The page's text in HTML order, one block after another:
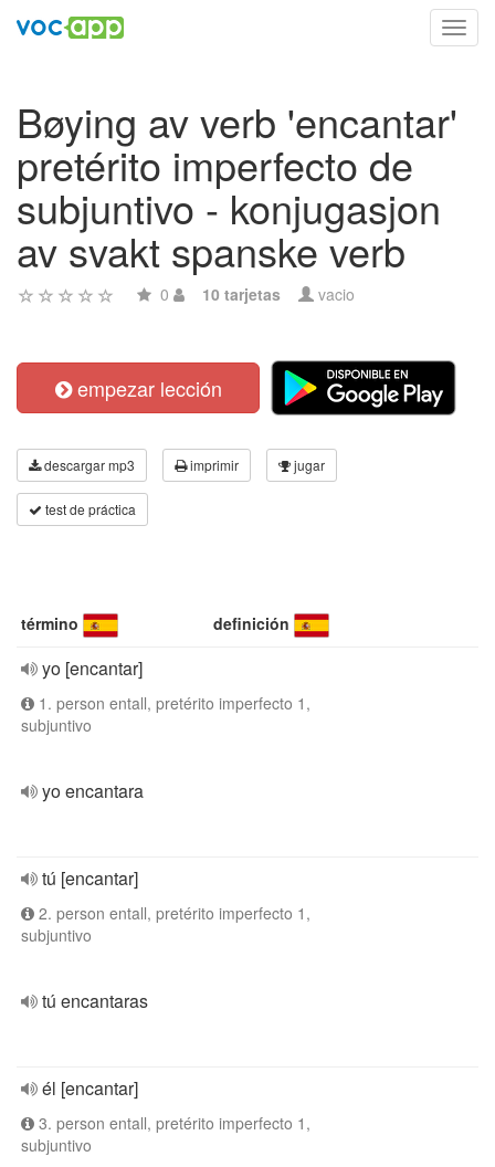
Bøying av verb 'encantar'
pretérito imperfecto de
subjuntivo - konjugasjon
av svakt spanske verb
0 10 tarjetas vacio
empezar lección
descargar mp3 imprimir jugar
test de práctica
término definición
yo [encantar]
1. person entall, pretérito imperfecto 1,
subjuntivo
yo encantara
tú [encantar]
2. person entall, pretérito imperfecto 1,
subjuntivo
tú encantaras
él [encantar]
3. person entall, pretérito imperfecto 1,
subjuntivo